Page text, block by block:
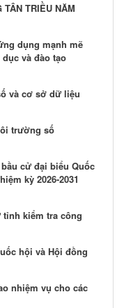
TRIỀU NĂM
dụng mạnh mẽ
và đào tạo
và cơ sở dữ liệu
trường số
cử đại biểu Quốc
kỳ 2026-2031
tỉnh kiểm tra công
hội và Hội đồng
nhiệm vụ cho các